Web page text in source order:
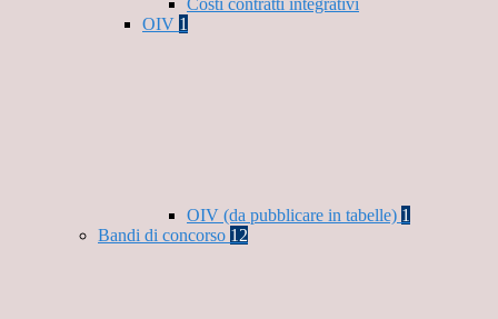
Costi contratti integrativi
OIV 1
OIV (da pubblicare in tabelle) 1
Bandi di concorso 12